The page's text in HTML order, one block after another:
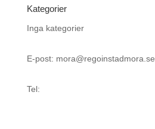
Kategorier
Inga kategorier
E-post: mora@regoinstadmora.se
Tel: